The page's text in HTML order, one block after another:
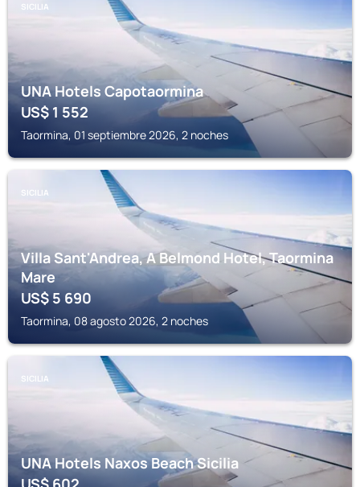
SICILIA
UNA Hotels Capotaormina
US$1 552
Taormina, 01 septiembre 2026, 2 noches
SICILIA
Villa Sant'Andrea, A Belmond Hotel, Taormina
Mare
US$5 690
Taormina, 08 agosto 2026, 2 noches
SICILIA
UNA Hotels Naxos Beach Sicilia